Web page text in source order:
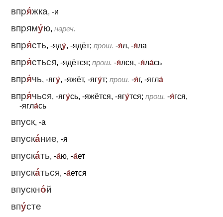
впря́жка, -и
впряму́ю, нареч.
впря́сть, -яду́, -ядёт; прош. -я́л, -я́ла
впря́сться, -ядётся; прош. -я́лся, -я́ла́сь
впря́чь, -ягу́, -яжёт, -ягу́т; прош. -я́г, -ягла́
впря́чься, -ягу́сь, -яжётся, -ягу́тся; прош. -я́гся,
-ягла́сь
впуск, -а
впуска́ние, -я
впуска́ть, -а́ю, -а́ет
впуска́ться, -а́ется
впускно́й
впу́сте